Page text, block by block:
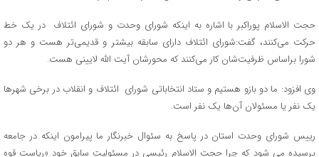
حجت الاسلام پوراکبر با اشاره به اینکه شورای وحدت و شورای ائتلاف در یک خط
حرکت می‌کنند، گفت:شورای ائتلاف دارای سابقه بیشتر و قدیمی‌تر هست و هر دو
شورا براساس ظرفیت‌شان کار می‌کنند که محورشان آیت الله لایینی هست.
وی افزود: ما دو بازو هستیم و ستاد انتخاباتی شورای ائتلاف و انقلاب در برخی شهرها
یک نفر یا مسئولان آن‌ها یک نفر است.
رییس شورای وحدت استان در پاسخ به سئوال خبرنگار ما پیرامون اینکه در جامعه
پرسیده می شود که چرا حجت الاسلام رئیسی در مسئولیت سابق خود «ریاست قوه